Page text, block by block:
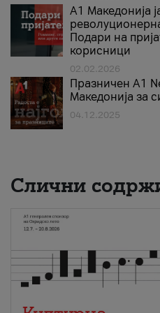
А1 Македонија
Подари на
корисници
02.02.2026
Празничен A1
Македонија за
04.12.2025
Слични